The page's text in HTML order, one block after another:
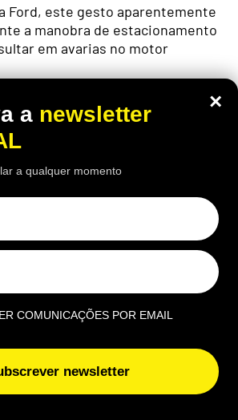
Ford, este gesto aparentemente
a manobra de estacionamento
em avarias no motor
link falso? Faça isto nos
para proteger o seu
×
a newsletter
a qualquer momento
COMUNICAÇÕES POR EMAIL
newsletter